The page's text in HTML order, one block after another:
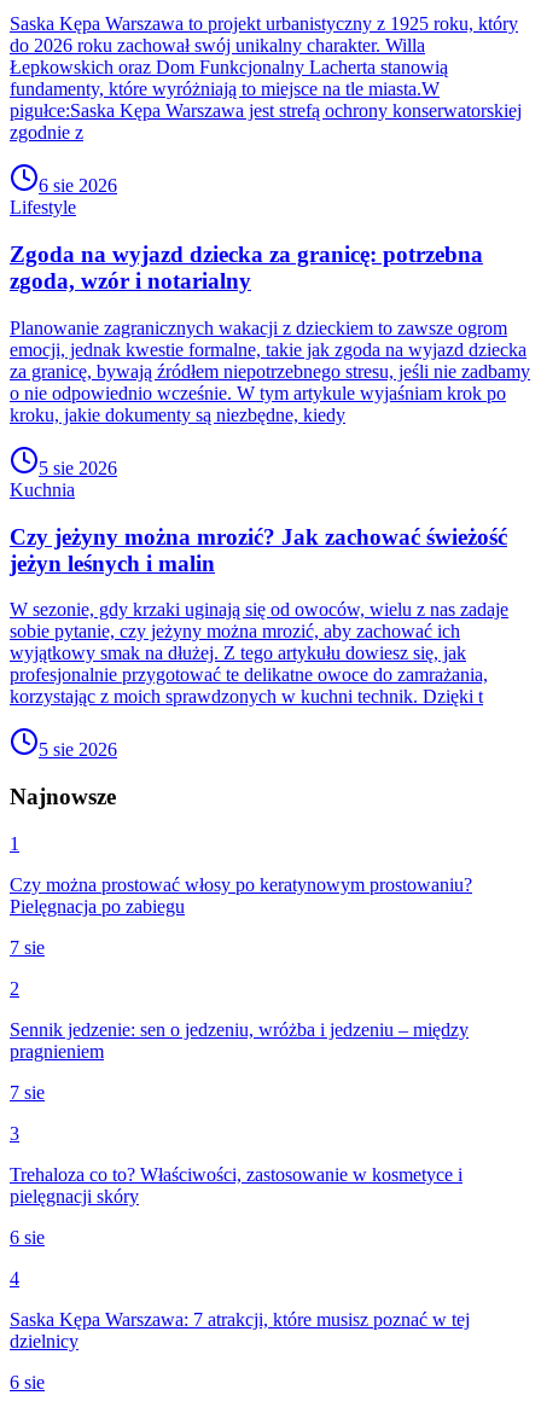
Saska Kępa Warszawa to projekt urbanistyczny z 1925 roku, który
do 2026 roku zachował swój unikalny charakter. Willa
Łepkowskich oraz Dom Funkcjonalny Lacherta stanowią
fundamenty, które wyróżniają to miejsce na tle miasta.W
pigułce:Saska Kępa Warszawa jest strefą ochrony konserwatorskiej
zgodnie z
6 sie 2026
Lifestyle
Zgoda na wyjazd dziecka za granicę: potrzebna
zgoda, wzór i notarialny
Planowanie zagranicznych wakacji z dzieckiem to zawsze ogrom
emocji, jednak kwestie formalne, takie jak zgoda na wyjazd dziecka
za granicę, bywają źródłem niepotrzebnego stresu, jeśli nie zadbamy
o nie odpowiednio wcześnie. W tym artykule wyjaśniam krok po
kroku, jakie dokumenty są niezbędne, kiedy
5 sie 2026
Kuchnia
Czy jeżyny można mrozić? Jak zachować świeżość
jeżyn leśnych i malin
W sezonie, gdy krzaki uginają się od owoców, wielu z nas zadaje
sobie pytanie, czy jeżyny można mrozić, aby zachować ich
wyjątkowy smak na dłużej. Z tego artykułu dowiesz się, jak
profesjonalnie przygotować te delikatne owoce do zamrażania,
korzystając z moich sprawdzonych w kuchni technik. Dzięki t
5 sie 2026
Najnowsze
1
Czy można prostować włosy po keratynowym prostowaniu?
Pielęgnacja po zabiegu
7 sie
2
Sennik jedzenie: sen o jedzeniu, wróżba i jedzeniu – między
pragnieniem
7 sie
3
Trehaloza co to? Właściwości, zastosowanie w kosmetyce i
pielęgnacji skóry
6 sie
4
Saska Kępa Warszawa: 7 atrakcji, które musisz poznać w tej
dzielnicy
6 sie